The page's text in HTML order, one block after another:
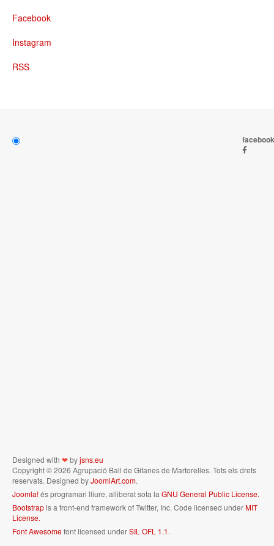
Facebook
Instagram
RSS
facebook
Designed with ❤byjsns.eu
Copyright © 2026 Agrupació Ball de Gitanes de Martorelles. Tots els drets
reservats. Designed byJoomlArt.com.
Joomla!és programari lliure, alliberat sota la GNU General Public License.
Bootstrapis a front-end framework of Twitter, Inc. Code licensed underMIT
License.
Font Awesomefont licensed underSIL OFL 1.1.